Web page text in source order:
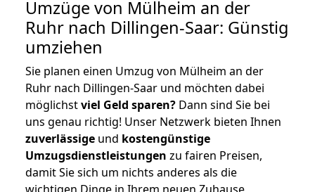
Umzüge von Mülheim an der
Ruhr nach Dillingen-Saar: Günstig
umziehen
Sie planen einen Umzug von Mülheim an der
Ruhr nach Dillingen-Saar und möchten dabei
möglichstviel Geld sparen? Dann sind Sie bei
uns genau richtig! Unser Netzwerk bieten Ihnen
zuverlässige und kostengünstige
Umzugsdienstleistungen zu fairen Preisen,
damit Sie sich um nichts anderes als die